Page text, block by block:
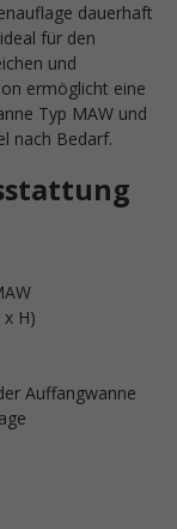
dauerhaft
für den
und
ermöglicht eine
Typ MAW und
nach Bedarf.
H)
Auffangwanne